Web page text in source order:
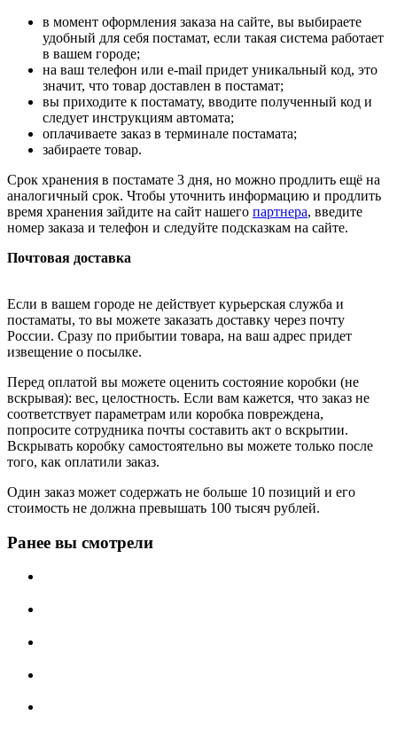
в момент оформления заказа на сайте, вы выбираете
удобный для себя постамат, если такая система работает
в вашем городе;
на ваш телефон или e-mail придет уникальный код, это
значит, что товар доставлен в постамат;
вы приходите к постамату, вводите полученный код и
следует инструкциям автомата;
оплачиваете заказ в терминале постамата;
забираете товар.
Срок хранения в постамате 3 дня, но можно продлить ещё на
аналогичный срок. Чтобы уточнить информацию и продлить
время хранения зайдите на сайт нашего партнера, введите
номер заказа и телефон и следуйте подсказкам на сайте.
Почтовая доставка
Если в вашем городе не действует курьерская служба и
постаматы, то вы можете заказать доставку через почту
России. Сразу по прибытии товара, на ваш адрес придет
извещение о посылке.
Перед оплатой вы можете оценить состояние коробки (не
вскрывая): вес, целостность. Если вам кажется, что заказ не
соответствует параметрам или коробка повреждена,
попросите сотрудника почты составить акт о вскрытии.
Вскрывать коробку самостоятельно вы можете только после
того, как оплатили заказ.
Один заказ может содержать не больше 10 позиций и его
стоимость не должна превышать 100 тысяч рублей.
Ранее вы смотрели